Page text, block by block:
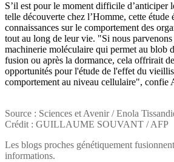
S’il est pour le moment difficile d’anticiper
telle découverte chez l’Homme, cette étude
connaissances sur le comportement des
tout au long de leur vie. "Si nous
machinerie moléculaire qui permet au blob
fusion ou après la dormance, cela offrirait
opportunités pour l'étude de l'effet du
comportement au niveau cellulaire", confie
Source : Sciences et Avenir / Enola
Crédit : GUILLAUME SOUVANT / AFP
Les blogs proches génétiquement
informations.